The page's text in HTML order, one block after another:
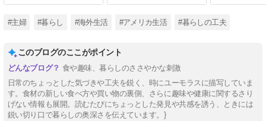
#主婦 #暮らし #海外生活 #アメリカ生活 #暮らしの工夫
このブログのここがポイント
食や趣味、暮らしのささやかな刺激
日常のちょっとした気づきや工夫を鋭く、時にユーモラスに描写していま
す。食材の新しい食べ方や買い物の裏側、さらに趣味や健康に関するさり
げない情報も展開。読むたびにちょっとした発見や共感を誘う、ときには
鋭い切り口で暮らしの奥深さを伝えています。}